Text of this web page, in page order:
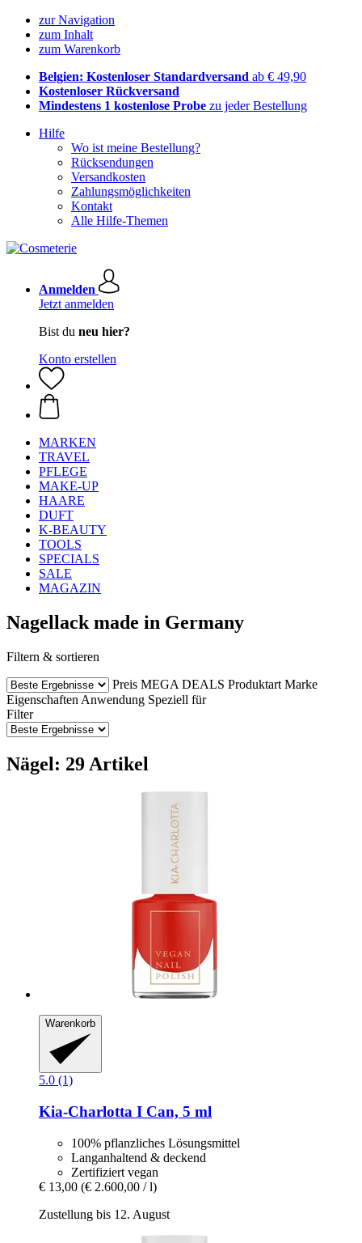
zur Navigation
zum Inhalt
zum Warenkorb
Belgien: Kostenloser Standardversand ab € 49,90
Kostenloser Rückversand
Mindestens 1 kostenlose Probe zu jeder Bestellung
Hilfe
Wo ist meine Bestellung?
Rücksendungen
Versandkosten
Zahlungsmöglichkeiten
Kontakt
Alle Hilfe-Themen
Anmelden
Jetzt anmelden
Bist du neu hier?
Konto erstellen
MARKEN
TRAVEL
PFLEGE
MAKE-UP
HAARE
DUFT
K-BEAUTY
TOOLS
SPECIALS
SALE
MAGAZIN
Nagellack made in Germany
Filtern & sortieren
Preis MEGA DEALS Produktart Marke
Eigenschaften Anwendung Speziell für
Filter
Nägel: 29 Artikel
Warenkorb
5.0 (1)
Kia-Charlotta I Can, 5 ml
100% pflanzliches Lösungsmittel
Langanhaltend & deckend
Zertifiziert vegan
€ 13,00 (€ 2.600,00 / l)
Zustellung bis 12. August